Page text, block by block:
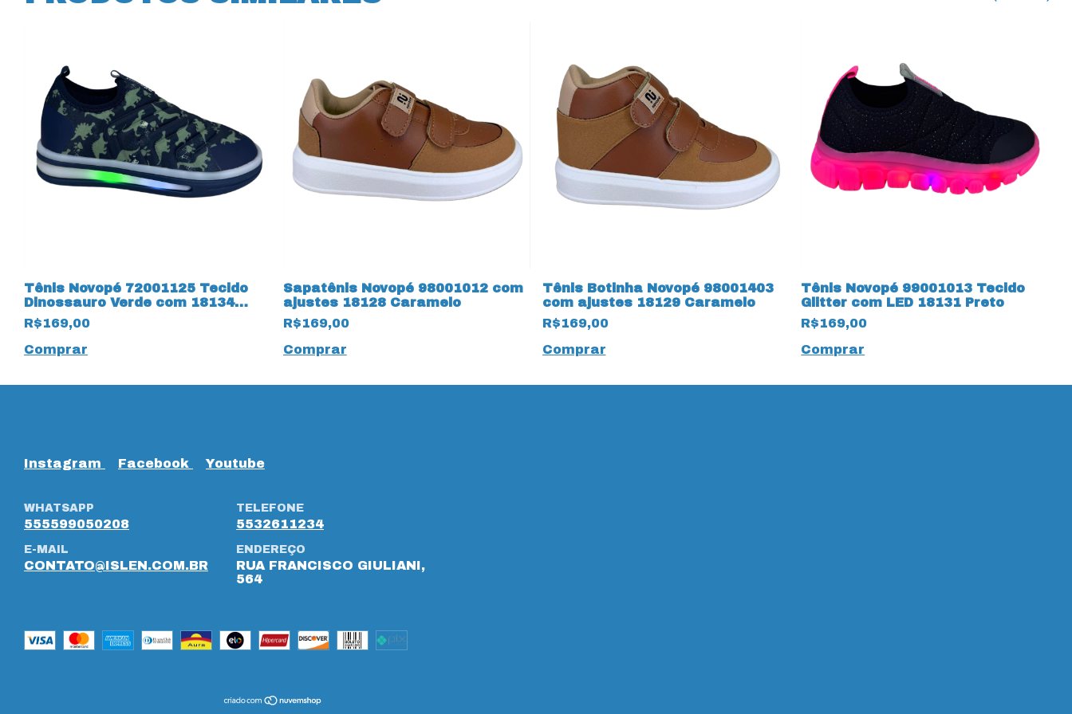
Tênis Novopé 72001125 Tecido
Dinossauro Verde com 18134
Marinho
R$169,00
Comprar
Sapatênis Novopé 98001012 com
ajustes 18128 Caramelo
R$169,00
Comprar
Tênis Botinha Novopé 98001403
com ajustes 18129 Caramelo
R$169,00
Comprar
Tênis Novopé 99001013 Tecido
Glitter com LED 18131 Preto
R$169,00
Comprar
Instagram Facebook Youtube
WHATSAPP
555599050208
TELEFONE
5532611234
E-MAIL
CONTATO@ISLEN.COM.BR
ENDEREÇO
RUA FRANCISCO GIULIANI,
564